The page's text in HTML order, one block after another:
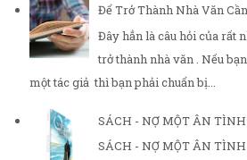
Để Trở Thành Nhà Văn
Đây hẳn là câu hỏi của rất
trở thành nhà văn . Nếu
một tác giả thì bạn phải chuẩn bị...
SÁCH - NỢ MỘT ÂN TÌNH
SÁCH - NỢ MỘT ÂN